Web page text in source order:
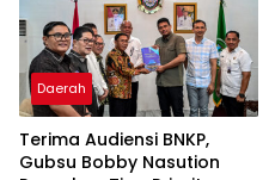
Daerah
Terima Audiensi BNKP,
Gubsu Bobby Nasution